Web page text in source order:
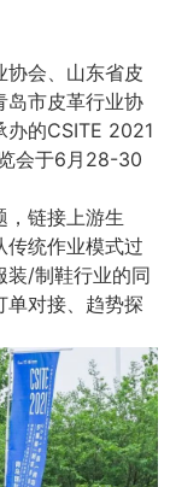
协会、山东省皮
岛市皮革行业协
办的CSITE 2021
会于6月28-30
，链接上游生
传统作业模式过
装/制鞋行业的同
单对接、趋势探